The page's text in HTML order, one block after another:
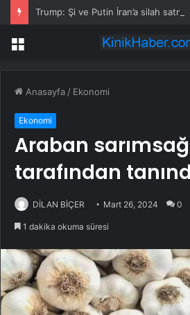
Trump: Şi ve Putin İran’a silah
Menü
Anasayfa / Ekonomi
Ekonomi
Araban
tarafından
DİLAN BİÇER Mart 26, 2024 0
1 dakika okuma süresi